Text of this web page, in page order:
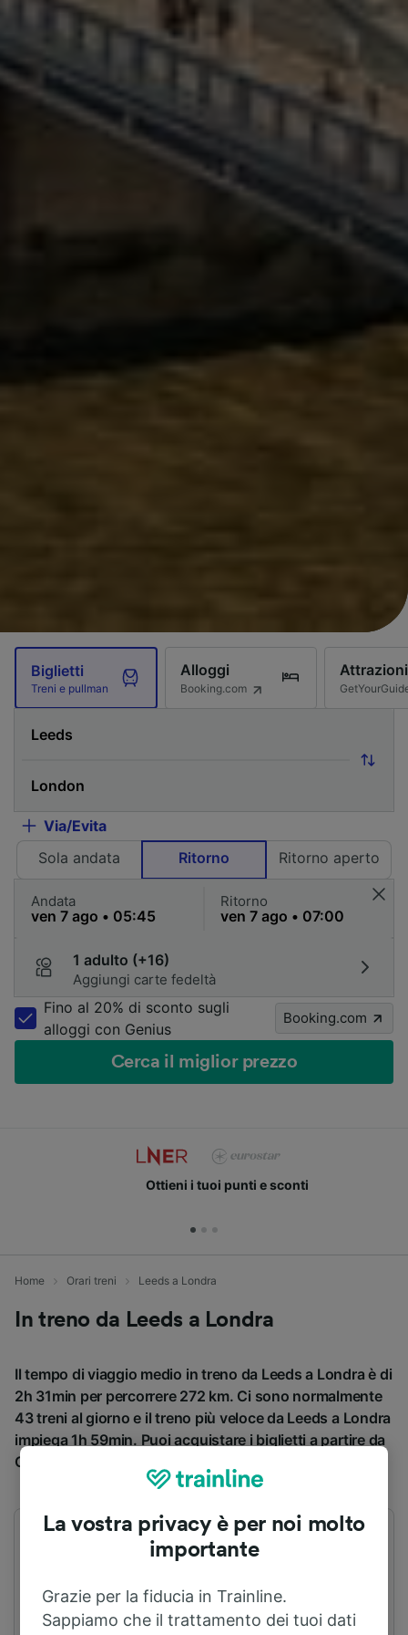
Biglietti
Treni e pullman
Alloggi
Booking.com
Attrazioni
Via/Evita
Sola andata
Ritorno Ritorno aperto
Andata Ritorno
1 adulto (+16)
Aggiungi carte fedeltà
Fino al 20% di sconto sugli
alloggi con Genius
Booking.com
Cerca il miglior prezzo
Ottieni i tuoi punti e sconti
Home Orari treni Leeds a Londra
In treno da Leeds a Londra
Il tempo di viaggio medio in treno da Leeds a Londra è di
2h 31min per percorrere 272 km. Ci sono normalmente
43 treni al giorno e il treno più veloce da Leeds a Londra
impiega 1h 59min. Puoi acquistare i biglietti a partire da
CHF 27.09 prenotando in anticipo.
Primo treno
La vostra privacy è per noi molto
importante
Grazie per la fiducia in Trainline.
Sappiamo che il trattamento dei tuoi dati